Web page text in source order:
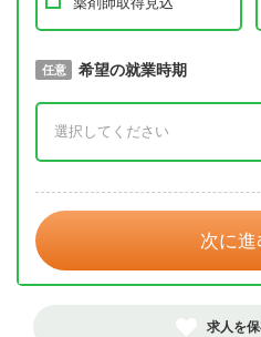
必須 取得予定年
任意 希望の就業時期
次に進
求人を